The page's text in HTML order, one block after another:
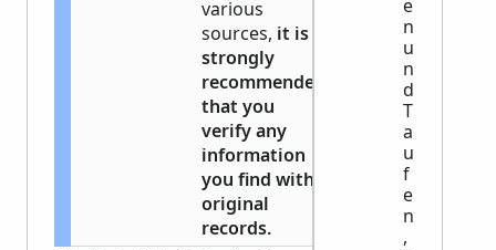
various
sources, it is
strongly
recommended
that you
verify any
information
you find with
original
records.
e
n
u
n
d
T
a
u
f
e
n
,